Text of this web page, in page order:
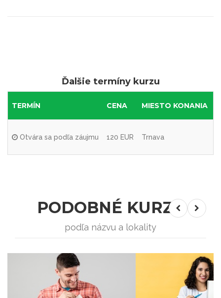
Ďalšie termíny kurzu
TERMÍN CENA MIESTO KONANIA
Otvára sa podľa záujmu 120 EUR Trnava
PODOBNÉ KURZY
podľa názvu a lokality